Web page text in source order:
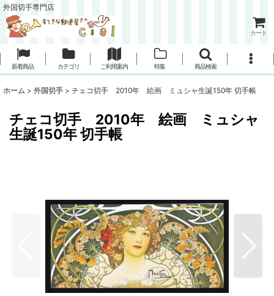
外国切手専門店
カート
新着商品 カテゴリ ご利用案内 特集 商品検索
ホーム > 外国切手 > チェコ切手 2010年 絵画 ミュシャ生誕150年 切手帳
チェコ切手 2010年 絵画 ミュシャ
生誕150年 切手帳